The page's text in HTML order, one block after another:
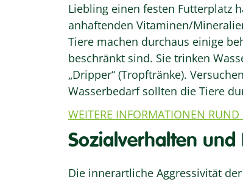
Liebling einen festen Futterplatz
anhaftenden Vitaminen/
Tiere machen durchaus einige
beschränkt sind. Sie trinken
„Dripper“ (Tropftränke).
Wasserbedarf sollten die Tiere
WEITERE INFORMATIONEN
Sozialverhalten und
Die innerartliche Aggressivität